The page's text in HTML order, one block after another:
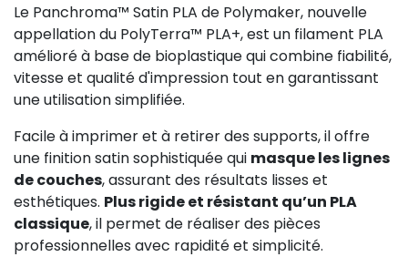
Le Panchroma™ Satin PLA de Polymaker, nouvelle
appellation du PolyTerra™ PLA+, est un filament PLA
amélioré à base de bioplastique qui combine fiabilité,
vitesse et qualité d'impression tout en garantissant
une utilisation simplifiée.
Facile à imprimer et à retirer des supports, il offre
une finition satin sophistiquée qui masque les lignes
de couches, assurant des résultats lisses et
esthétiques. Plus rigide et résistant qu’un PLA
classique, il permet de réaliser des pièces
professionnelles avec rapidité et simplicité.